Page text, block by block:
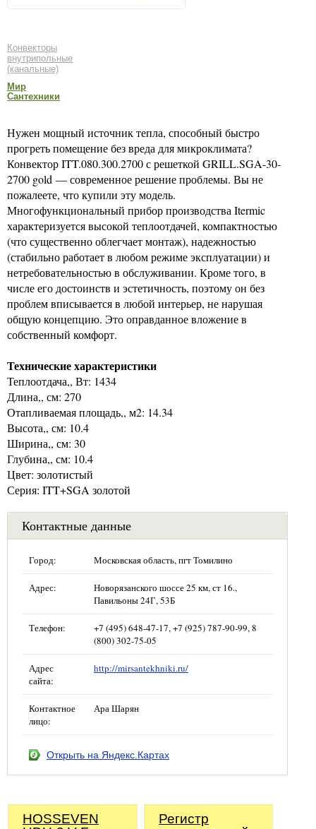
Конвекторы
внутрипольные
(канальные)
Мир
Сантехники
Нужен мощный источник тепла, способный быстро
прогреть помещение без вреда для микроклимата?
Конвектор ITT.080.300.2700 с решеткой GRILL.SGA-30-
2700 gold — современное решение проблемы. Вы не
пожалеете, что купили эту модель.
Многофункциональный прибор производства Itermic
характеризуется высокой теплоотдачей, компактностью
(что существенно облегчает монтаж), надежностью
(стабильно работает в любом режиме эксплуатации) и
нетребовательностью в обслуживании. Кроме того, в
числе его достоинств и эстетичность, поэтому он без
проблем вписывается в любой интерьер, не нарушая
общую концепцию. Это оправданное вложение в
собственный комфорт.
Технические характеристики
Теплоотдача,, Вт: 1434
Длина,, см: 270
Отапливаемая площадь,, м2: 14.34
Высота,, см: 10.4
Ширина,, см: 30
Глубина,, см: 10.4
Цвет: золотистый
Серия: ITT+SGA золотой
Контактные данные
Город: Московская область, пгт Томилино
Адрес:
Новорязанского шоссе 25 км, ст 16.,
Павильоны 24Г, 53Б
Телефон:
+7 (495) 648-47-17, +7 (925) 787-90-99, 8
(800) 302-75-05
Адрес
сайта:
http://mirsantekhniki.ru/
Контактное
лицо:
Ара Шарян
Открыть на Яндекс.Картах
HOSSEVEN
Регистр